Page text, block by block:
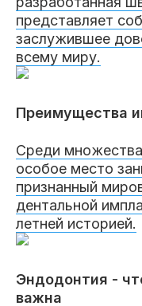
представляет
заслужившее
всему миру.
Преимущества
Среди
особое место
признанный
дентальной
летней историей.
Эндодонтия -
важна